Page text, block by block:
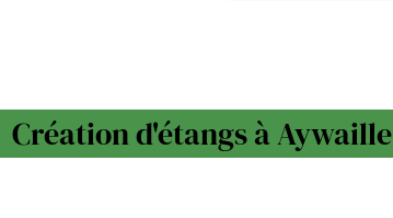
Création d'étangs à Aywaille